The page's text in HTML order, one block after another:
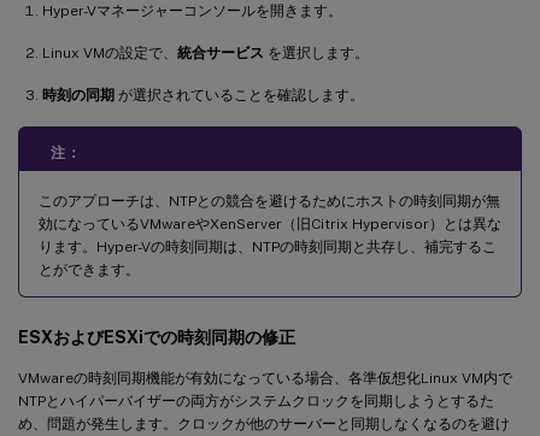
Hyper-Vマネージャーコンソールを開きます。
Linux VMの設定で、 統合サービス を選択します。
時刻の同期 が選択されていることを確認します。
注：
このアプローチは、NTPとの競合を避けるためにホストの時刻同期が無
効になっているVMwareやXenServer（旧Citrix Hypervisor）とは異な
ります。Hyper-Vの時刻同期は、NTPの時刻同期と共存し、補完するこ
とができます。
ESXおよびESXiでの時刻同期の修正
VMwareの時刻同期機能が有効になっている場合、各準仮想化Linux VM内で
NTPとハイパーバイザーの両方がシステムクロックを同期しようとするた
め、問題が発生します。クロックが他のサーバーと同期しなくなるのを避け